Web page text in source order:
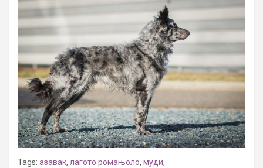
Tags: азавак, лагото ромањоло, муди,